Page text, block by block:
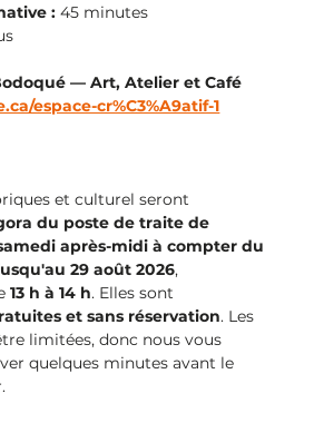
: 45 minutes
— Art, Atelier et Café
espace-cr%C3%A9atif-1
et culturel seront
du poste de traite de
après-midi à compter du
29 août 2026,
13 h à 14 h. Elles sont
et sans réservation. Les
limitées, donc nous vous
quelques minutes avant le